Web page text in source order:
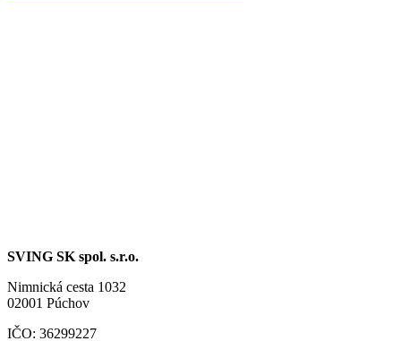
SVING SK spol. s.r.o.
Nimnická cesta 1032
02001 Púchov
IČO: 36299227